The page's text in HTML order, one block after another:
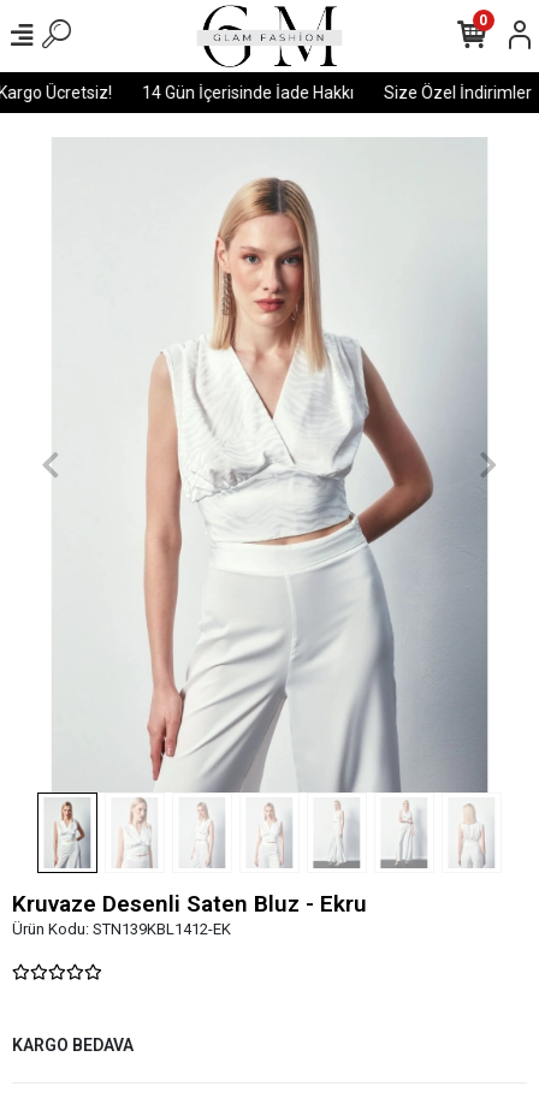
Ücretsiz! 14 Gün İçerisinde İade Hakkı Size Özel İndirimler
0
Kruvaze Desenli Saten Bluz - Ekru
Ürün Kodu: STN139KBL1412-EK
KARGO BEDAVA